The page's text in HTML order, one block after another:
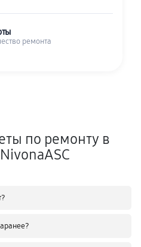
ремонта
по ремонту в